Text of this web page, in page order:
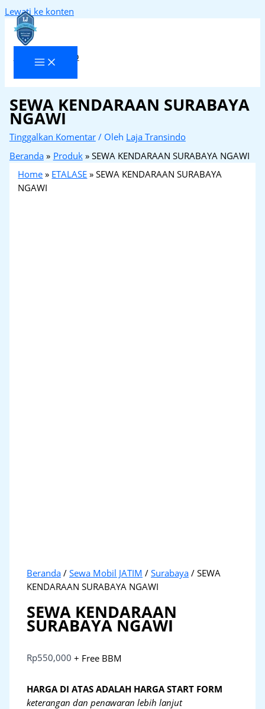
Lewati ke konten
Laja Transindo
SEWA KENDARAAN SURABAYA
NGAWI
Tinggalkan Komentar / Oleh Laja Transindo
Beranda
Produk
SEWA KENDARAAN SURABAYA NGAWI
Home » ETALASE »SEWA KENDARAAN SURABAYA
NGAWI
Beranda /Sewa Mobil JATIM /Surabaya / SEWA
KENDARAAN SURABAYA NGAWI
SEWA KENDARAAN
SURABAYA NGAWI
Rp550,000 + Free BBM
HARGA DI ATAS ADALAH HARGA START FORM
keterangan dan penawaran lebih lanjut